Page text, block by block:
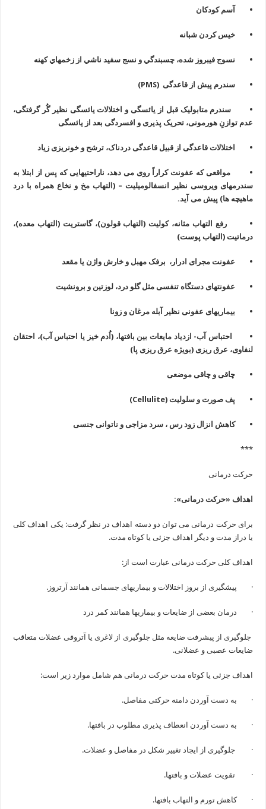
• آسم کودکان
• خیس کردن شبانه
• نسوج فيبروز شده، چسبندگي و نسج سفيد ناشي از زخمهاي کهنه
• سندرم پیش از قاعدگی (PMS
)
• سندرم متابوليک قبل از یائسگی و اختلالات یائسگی نظیر گُر گرفتگی،
عدم توازنِ هورمونی، تحریک پذیری و افسردگی بعد از یائسگی
• اختلالات قاعدگی از قبیل قاعدگی دردناک، ترشح و خونریزی زیاد
• مواقعی که عفونت کراراً روی می دهد، ناراحتیهایی که پس از ابتلا به
سندرمهای ویروسی نظیر انسفالومیلیت – (التهاب مخ و نخاع همراه با درد
ماهیچه ها) پیش می آید.
• رفع التهاب مثانه، کولیت (التهاب قولون)، گاستریت (التهاب معده)،
درماتیت (التهاب پوست)
• عفونت مجرای ادرار، برفک مهبل و خارش واژن یا مقعد
• عفونتهای دستگاه تنفسی مثل گلو درد، لوزتین و برونشیت
• بیماریهای عفونی نظیر آبله مرغان و زونا
• احتباس آب- ازدیاد مایعات بین بافتها، (اُ‌ُدم خیز یا احتباس آب)، احتقان
لنفاوی، عرق ریزی (بویژه عرق ریزی پا)
• چاقی و چاقی موضعی
• پف صورت و سلولیت (Cellulite
)
• کاهش انزال زود رس ، سرد مزاجی و ناتوانی جنسی
***
حرکت درمانی
اهداف «حركت درمانی»:
برای حركت درمانی می توان دو دسته اهداف در نظر گرفت: یكی اهداف كلی
یا دراز مدت و دیگر اهداف جزئی یا كوتاه مدت.
اهداف كلی حركت درمانی عبارت است از:
· پیشگیری از بروز اختلالات و بیماریهای جسمانی همانند آرتروز.
· درمان بعضی از ضایعات و بیماریها همانند كمر درد
جلوگیری از پیشرفت ضایعه مثل جلوگیری از لاغری یا آتروفی عضلات متعاقب
ضایعات عصبی و عضلانی.
اهداف جزئی یا كوتاه مدت حركت درمانی هم شامل موارد زیر است:
· به دست آوردن دامنه حركتی مفاصل.
· به دست آوردن انعطاف پذیری مطلوب در بافتها.
· جلوگیری از ایجاد تغییر شكل در مفاصل و عضلات.
· تقویت عضلات و بافتها.
· كاهش تورم و التهاب بافتها.